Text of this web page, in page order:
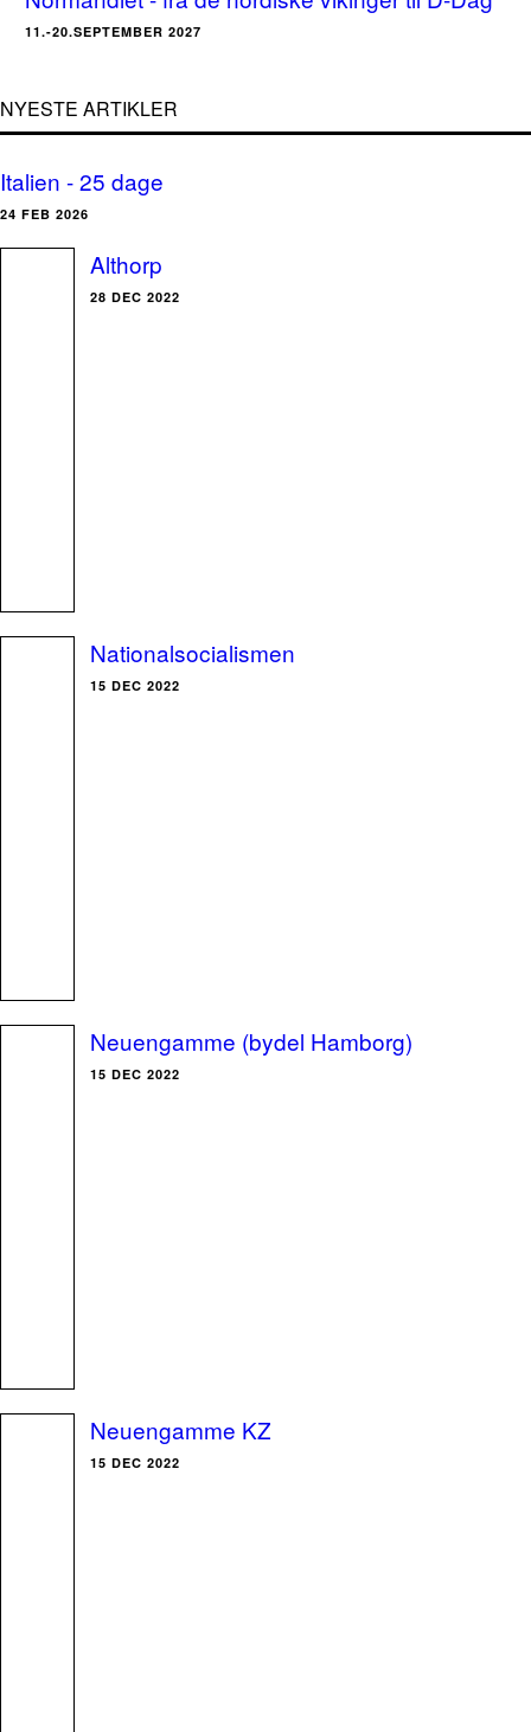
11.-20.SEPTEMBER 2027
NYESTE ARTIKLER
Italien - 25 dage
24 FEB 2026
Althorp
28 DEC 2022
Nationalsocialismen
15 DEC 2022
Neuengamme (bydel Hamborg)
15 DEC 2022
Neuengamme KZ
15 DEC 2022